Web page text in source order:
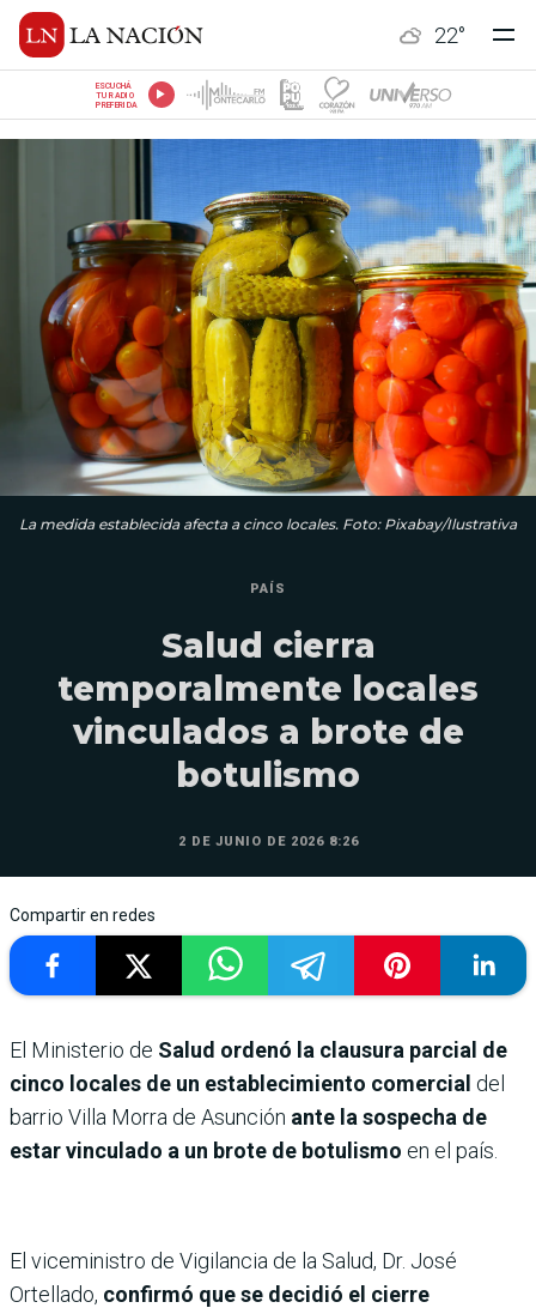
22°
ESCUCHÁ
TU RADIO
PREFERIDA
La medida establecida afecta a cinco locales. Foto: Pixabay/Ilustrativa
PAÍS
Salud cierra
temporalmente locales
vinculados a brote de
botulismo
2 DE JUNIO DE 2026 8:26
Compartir en redes
El Ministerio de Salud ordenó la clausura parcial de
cinco locales de un establecimiento comercial del
barrio Villa Morra de Asunción ante la sospecha de
estar vinculado a un brote de botulismo en el país.
El viceministro de Vigilancia de la Salud, Dr. José
Ortellado, confirmó que se decidió el cierre